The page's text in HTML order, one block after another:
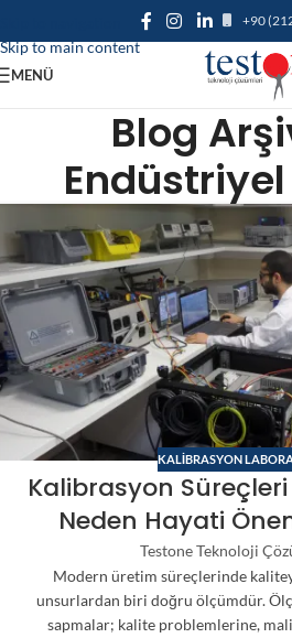
Skip to main content
+90
MENÜ
Blog
KALIBRASYON
Kalibrasyon
Neden Hayati
Testone Teknoloji
Modern üretim süreçlerinde
unsurlardan biri doğru ölçümdür.
sapmalar; kalite problemlerine,